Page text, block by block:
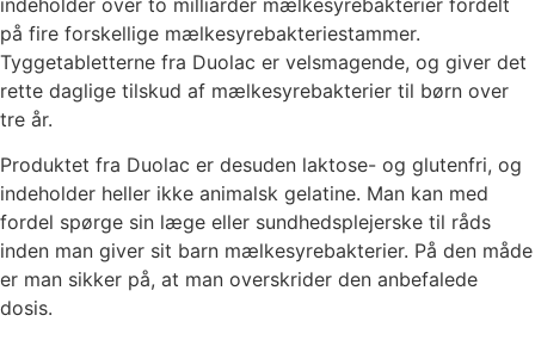
på fire forskellige mælkesyrebakteriestammer.
Tyggetabletterne fra Duolac er velsmagende, og giver det
rette daglige tilskud af mælkesyrebakterier til børn over
tre år.
Produktet fra Duolac er desuden laktose- og glutenfri, og
indeholder heller ikke animalsk gelatine. Man kan med
fordel spørge sin læge eller sundhedsplejerske til råds
inden man giver sit barn mælkesyrebakterier. På den måde
er man sikker på, at man overskrider den anbefalede
dosis.